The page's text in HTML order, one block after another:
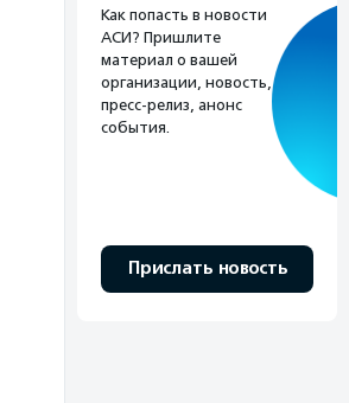
Как попасть в новости
АСИ? Пришлите
материал о вашей
организации, новость,
пресс-релиз, анонс
события.
Прислать новость